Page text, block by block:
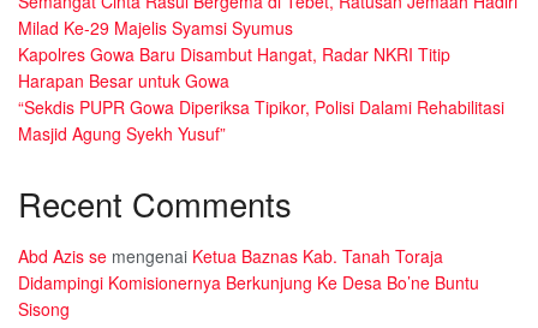
Milad Ke-29 Majelis Syamsi Syumus
Kapolres Gowa Baru Disambut Hangat, Radar NKRI Titip
Harapan Besar untuk Gowa
“Sekdis PUPR Gowa Diperiksa Tipikor, Polisi Dalami Rehabilitasi
Masjid Agung Syekh Yusuf”
Recent Comments
Abd Azis se mengenai Ketua Baznas Kab. Tanah Toraja
Didampingi Komisionernya Berkunjung Ke Desa Bo’ne Buntu
Sisong